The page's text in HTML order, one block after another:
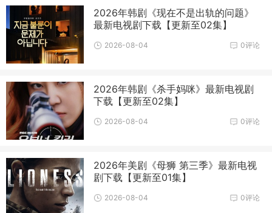
2026年韩剧《现在不是出轨的问题》
最新电视剧下载【更新至02集】
0评论
2026-08-04
2026年韩剧《杀手妈咪》最新电视剧
下载【更新至02集】
0评论
2026-08-04
2026年美剧《母狮 第三季》最新电视
剧下载【更新至01集】
0评论
2026-08-04